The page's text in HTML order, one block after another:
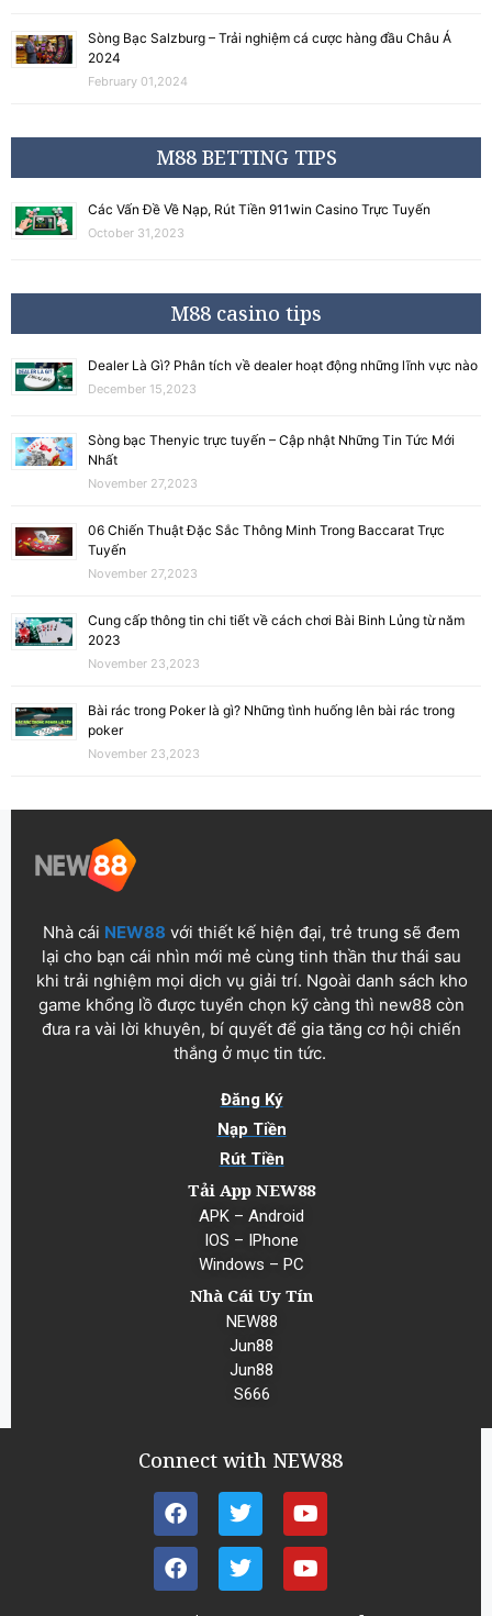
Sòng Bạc Salzburg – Trải nghiệm cá cược hàng đầu Châu Á
2024
February 01,2024
M88 BETTING TIPS
Các Vấn Đề Về Nạp, Rút Tiền 911win Casino Trực Tuyến
October 31,2023
M88 casino tips
Dealer Là Gì? Phân tích về dealer hoạt động những lĩnh vực nào
December 15,2023
Sòng bạc Thenyic trực tuyến – Cập nhật Những Tin Tức Mới
Nhất
November 27,2023
06 Chiến Thuật Đặc Sắc Thông Minh Trong Baccarat Trực
Tuyến
November 27,2023
Cung cấp thông tin chi tiết về cách chơi Bài Binh Lủng từ năm
2023
November 23,2023
Bài rác trong Poker là gì? Những tình huống lên bài rác trong
poker
November 23,2023
Nhà cái NEW88 với thiết kế hiện đại, trẻ trung sẽ đem
lại cho bạn cái nhìn mới mẻ cùng tinh thần thư thái sau
khi trải nghiệm mọi dịch vụ giải trí. Ngoài danh sách kho
game khổng lồ được tuyển chọn kỹ càng thì new88 còn
đưa ra vài lời khuyên, bí quyết để gia tăng cơ hội chiến
thắng ở mục tin tức.
Đăng Ký
Nạp Tiền
Rút Tiền
Tải App NEW88
APK – Android
IOS – IPhone
Windows – PC
Nhà Cái Uy Tín
NEW88
Jun88
Jun88
S666
Connect with NEW88